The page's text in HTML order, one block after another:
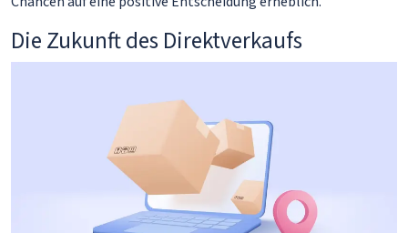
Die Zukunft des Direktverkaufs